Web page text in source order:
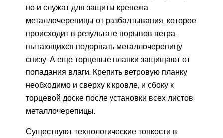
но и служат для защиты крепежа
металлочерепицы от разбалтывания, которое
происходит в результате порывов ветра,
пытающихся подорвать металлочерепицу
снизу. А еще торцевые планки защищают от
попадания влаги. Крепить ветровую планку
необходимо и сверху к кровле, и сбоку к
торцевой доске после установки всех листов
металлочерепицы.
Существуют технологические тонкости в